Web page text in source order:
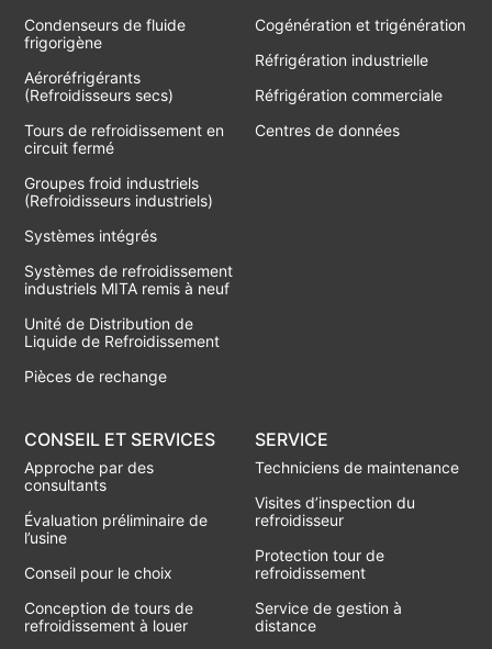
Condenseurs de fluide
frigorigène
Aéroréfrigérants
(Refroidisseurs secs)
Tours de refroidissement en
circuit fermé
Groupes froid industriels
(Refroidisseurs industriels)
Systèmes intégrés
Systèmes de refroidissement
industriels MITA remis à neuf
Unité de Distribution de
Liquide de Refroidissement
Pièces de rechange
Cogénération et trigénération
Réfrigération industrielle
Réfrigération commerciale
Centres de données
CONSEIL ET SERVICES
Approche par des
consultants
Évaluation préliminaire de
l’usine
Conseil pour le choix
Conception de tours de
refroidissement à louer
SERVICE
Techniciens de maintenance
Visites d’inspection du
refroidisseur
Protection tour de
refroidissement
Service de gestion à
distance